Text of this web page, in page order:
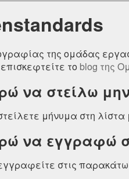
της ομάδας
το blog της
να στείλω
μήνυμα στη λίστα
να εγγραφώ
στις παρακάτω